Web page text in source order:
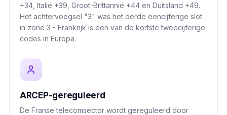
+34, Italië +39, Groot-Brittannië +44 en Duitsland +49.
Het achtervoegsel "3" was het derde eencijferige slot
in zone 3 - Frankrijk is een van de kortste tweecijferige
codes in Europa.
ARCEP-gereguleerd
De Franse telecomsector wordt gereguleerd door